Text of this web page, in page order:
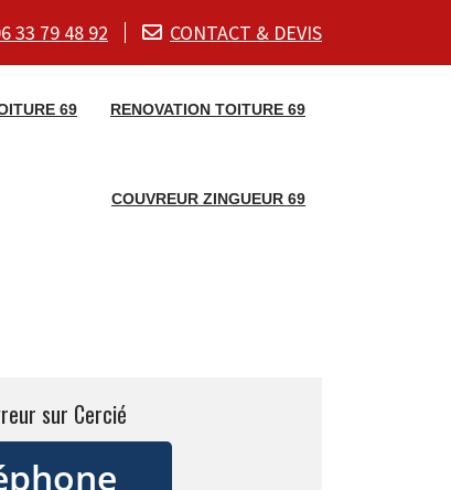
33 79 48 92 CONTACT & DEVIS
69 RENOVATION TOITURE 69
COUVREUR ZINGUEUR 69
sur Cercié